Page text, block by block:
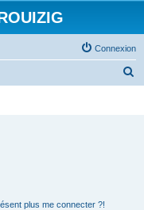
Connexion
plus me connecter ?!